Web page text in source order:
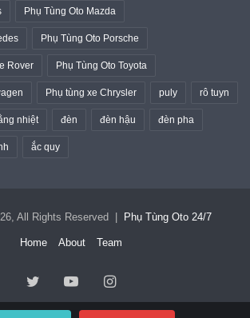
Phụ Tùng Oto Mazda
Phụ Tùng Oto Porsche
Rover Phụ Tùng Oto Toyota
Phụ tùng xe Chrysler puly rô tuyn
nhiệt đèn đèn hậu đèn pha
ắc quy
All Rights Reserved | Phụ Tùng Oto 24/7
Home About Team
TwitterYouTubeInstagram